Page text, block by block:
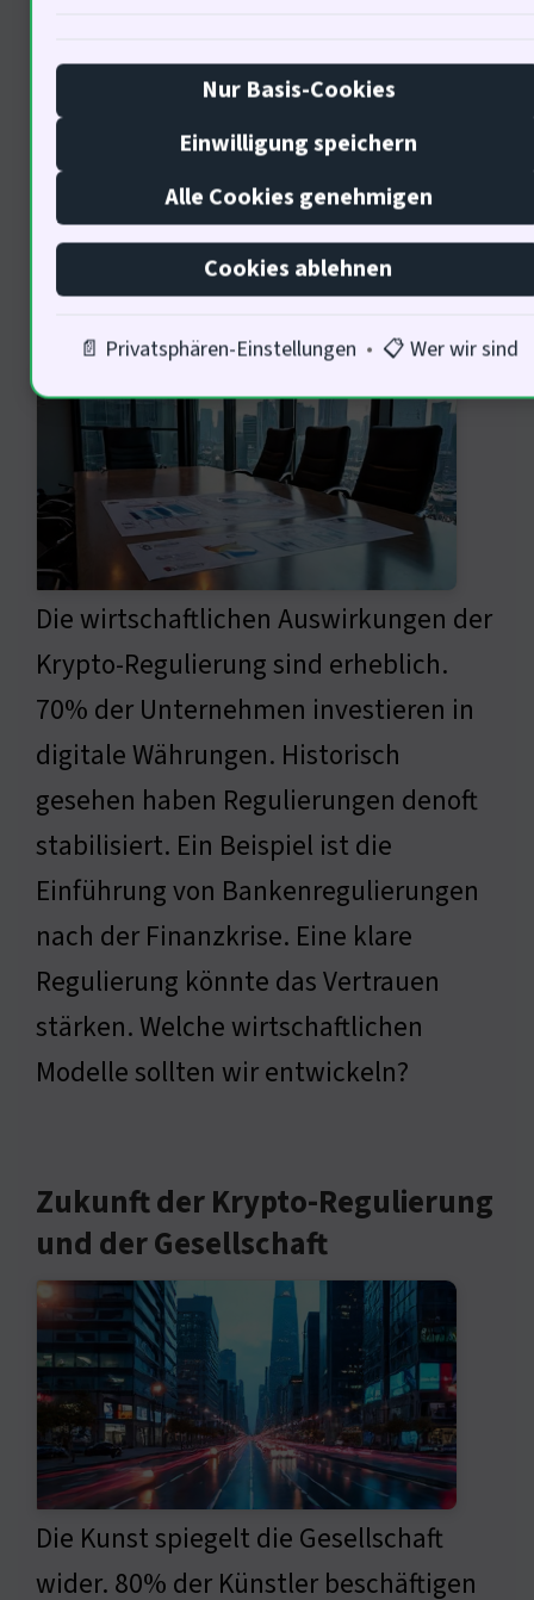
emotionale Stabilität fördern. Wie
können wir dasder Investoren
zurückgewinnen?
Ökonomische Implikationen der
Die wirtschaftlichen Auswirkungen der
Krypto-Regulierung sind erheblich.
70% der Unternehmen investieren in
digitale Währungen. Historisch
gesehen haben Regulierungen denoft
stabilisiert. Ein Beispiel ist die
Einführung von Bankenregulierungen
nach der Finanzkrise. Eine klare
Regulierung könnte das Vertrauen
stärken. Welche wirtschaftlichen
Modelle sollten wir entwickeln?
Zukunft der Krypto-Regulierung
und der Gesellschaft
Die Kunst spiegelt die Gesellschaft
wider. 80% der Künstler beschäftigen
Nur Basis-Cookies
Einwilligung speichern
Alle Cookies genehmigen
Cookies ablehnen
📄 Privatsphären-Einstellungen • 📋 Wer wir sind